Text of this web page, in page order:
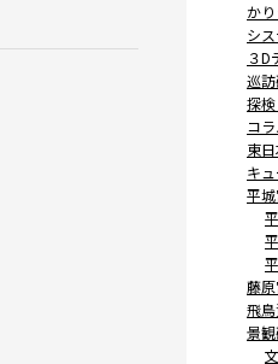
か
シ
３
巡
探
コ
東
キ
平
藤
飛
景